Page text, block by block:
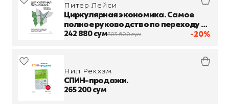
-20%
Питер Лейси
Циркулярная экономика. Самое
полное руководство по переходу к
экономике замкнутого цикла
242 880 сум303 600 сум
Нил Рекхэм
СПИН-продажи.
265 200 сум